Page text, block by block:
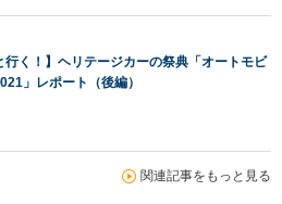
行く！】ヘリテージカーの祭典「オートモビ
」レポート（後編）
関連記事をもっと見る